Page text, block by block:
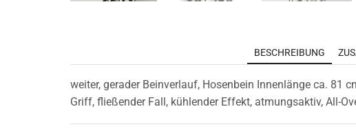
BESCHREIBUNG
weiter, gerader Beinverlauf, Hosenbein Innenlänge ca. 81
Griff, fließender Fall, kühlender Effekt, atmungsaktiv, All-